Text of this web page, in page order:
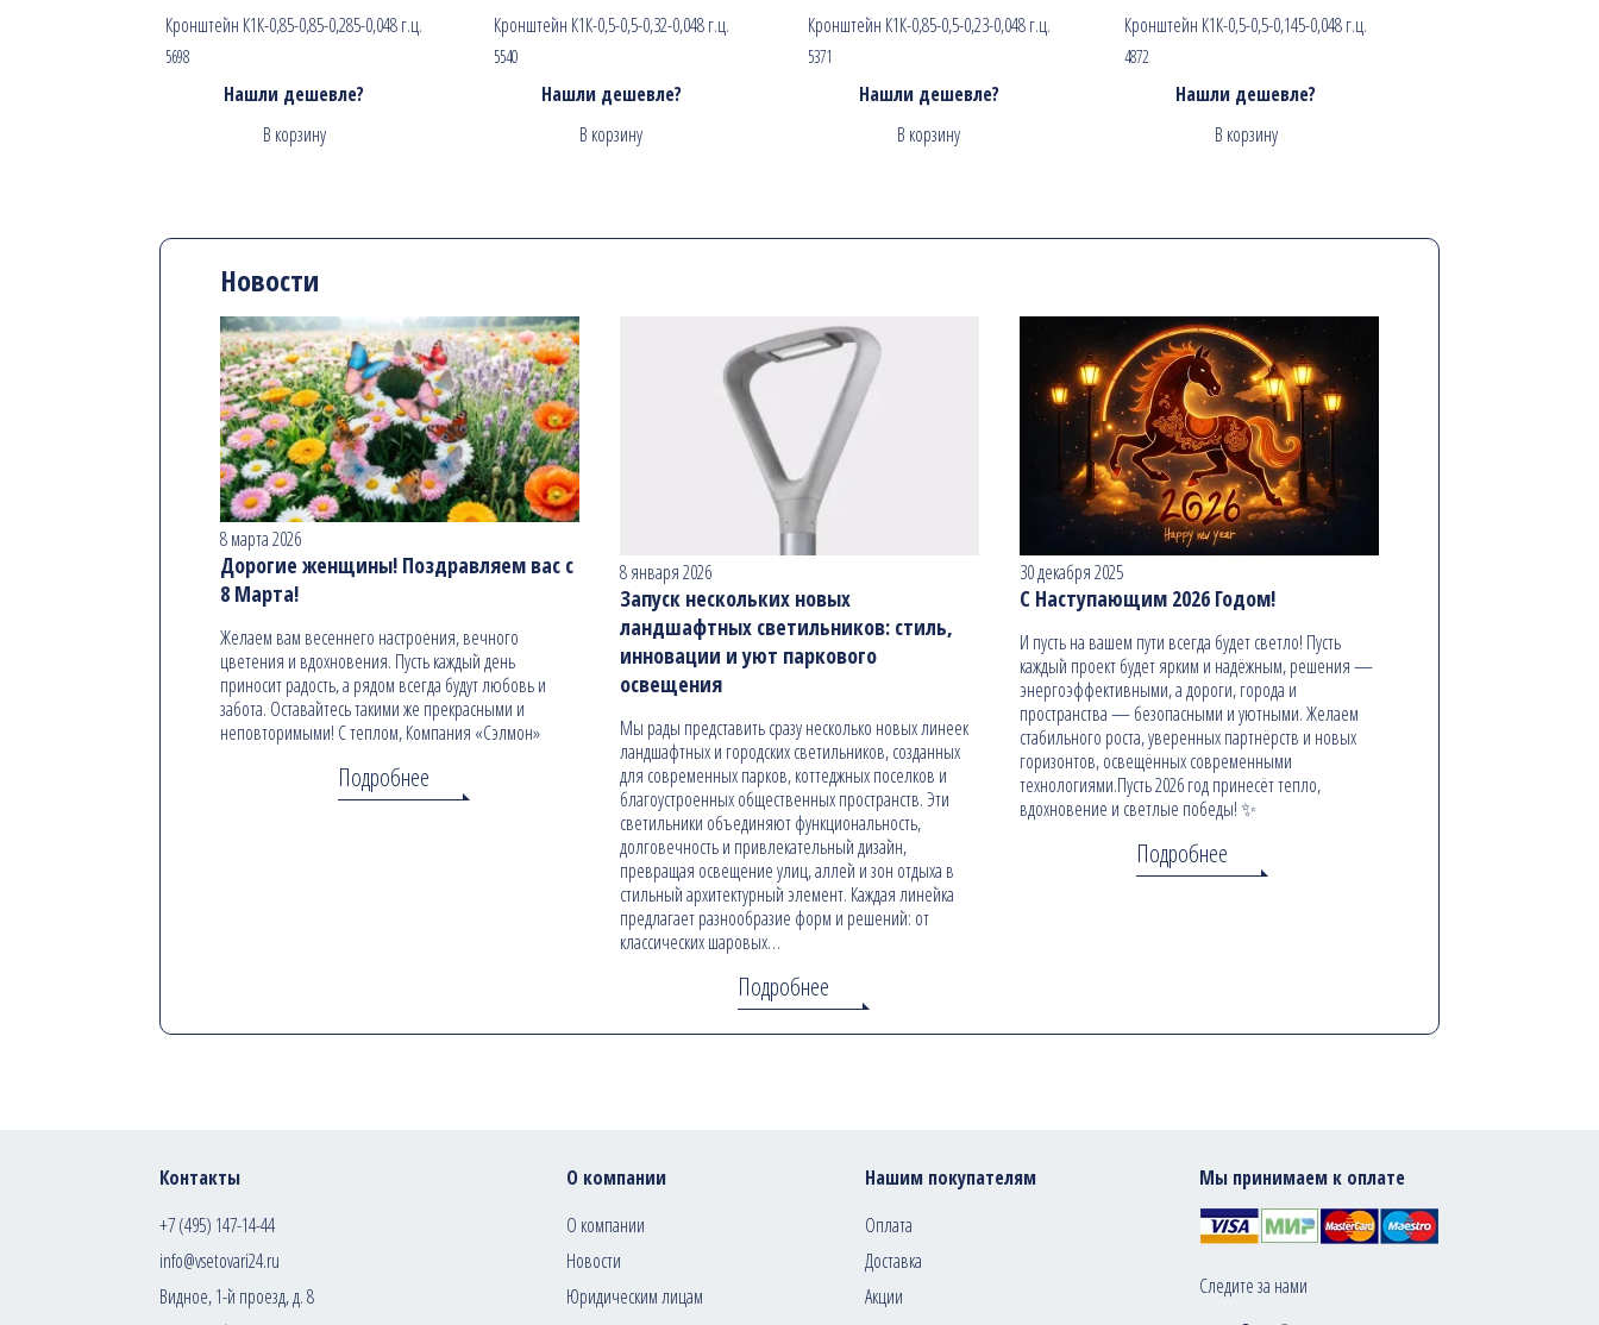
Кронштейн К1К-0,85-0,85-0,285-0,048 г.ц.
5698
Нашли дешевле?
В корзину
Кронштейн К1К-0,5-0,5-0,32-0,048 г.ц.
5540
Нашли дешевле?
В корзину
Кронштейн К1К-0,85-0,5-0,23-0,048 г.ц.
5371
Нашли дешевле?
В корзину
Кронштейн К1К-0,5-0,5-0,145-0,048 г.ц.
4872
Нашли дешевле?
В корзину
Новости
8 марта 2026
Дорогие женщины! Поздравляем вас с
8 Марта!
Желаем вам весеннего настроения, вечного
цветения и вдохновения. Пусть каждый день
приносит радость, а рядом всегда будут любовь и
забота. Оставайтесь такими же прекрасными и
неповторимыми! С теплом, Компания «Сэлмон»
Подробнее
8 января 2026
Запуск нескольких новых
ландшафтных светильников: стиль,
инновации и уют паркового
освещения
Мы рады представить сразу несколько новых линеек
ландшафтных и городских светильников, созданных
для современных парков, коттеджных поселков и
благоустроенных общественных пространств. Эти
светильники объединяют функциональность,
долговечность и привлекательный дизайн,
превращая освещение улиц, аллей и зон отдыха в
стильный архитектурный элемент. Каждая линейка
предлагает разнообразие форм и решений: от
классических шаровых…
Подробнее
30 декабря 2025
С Наступающим 2026 Годом!
И пусть на вашем пути всегда будет светло! Пусть
каждый проект будет ярким и надёжным, решения —
энергоэффективными, а дороги, города и
пространства — безопасными и уютными. Желаем
стабильного роста, уверенных партнёрств и новых
горизонтов, освещённых современными
технологиями.Пусть 2026 год принесёт тепло,
вдохновение и светлые победы! ✨
Подробнее
Контакты
+7 (495) 147-14-44
info@vsetovari24.ru
Видное, 1-й проезд, д. 8
О компании
О компании
Новости
Юридическим лицам
Нашим покупателям
Оплата
Доставка
Акции
Мы принимаем к оплате
Следите за нами